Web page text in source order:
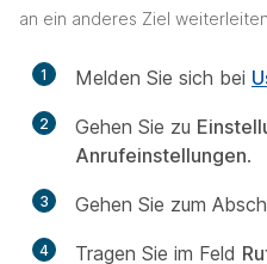
an ein anderes Ziel weiterleiten.
1 Melden Sie sich bei
2 Gehen Sie zu
Anrufeinstellungen.
3 Gehen Sie zum
4 Tragen Sie im Feld